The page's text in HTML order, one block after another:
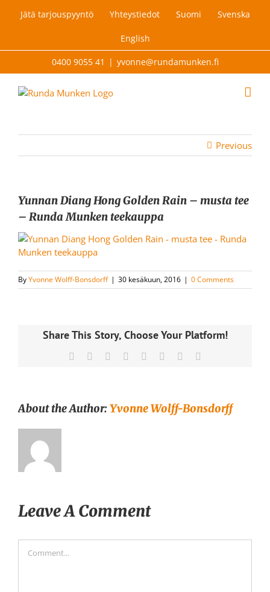
Jätä tarjouspyyntö Yhteystiedot Suomi Svenska
English
0400 9055 41 | yvonne@rundamunken.fi
Previous
Yunnan Diang Hong Golden Rain – musta tee
– Runda Munken teekauppa
ByYvonne Wolff-Bonsdorff | 30 kesäkuun, 2016 | 0 Comments
Share This Story, Choose Your Platform!
Facebook Reddit LinkedIn
TumblrPinterest
About the Author:Yvonne Wolff-Bonsdorff
Leave A Comment